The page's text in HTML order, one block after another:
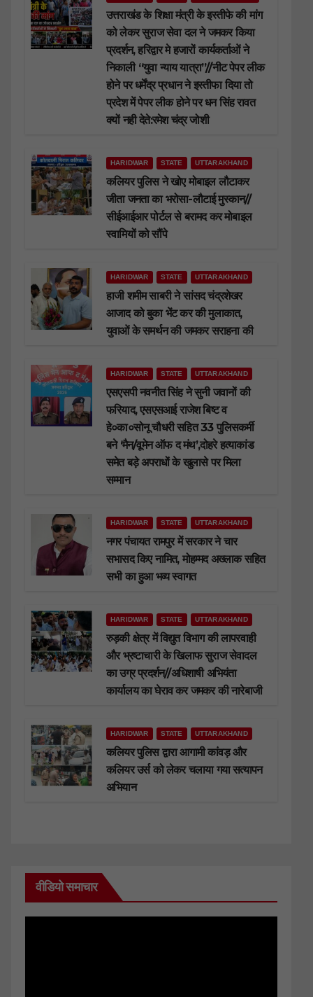
उत्तराखंड के शिक्षा मंत्री के इस्तीफे की मांग
को लेकर सुराज सेवा दल ने जमकर किया
प्रदर्शन, हरिद्वार मे हजारों कार्यकर्ताओं ने
निकाली “युवा न्याय यात्रा”//नीट पेपर लीक
होने पर धर्मेंद्र प्रधान ने इस्तीफा दिया तो
प्रदेश में पेपर लीक होने पर धन सिंह रावत
क्यों नही देते:रमेश चंद्र जोशी
HARIDWAR STATE UTTARAKHAND
कलियर पुलिस ने खोए मोबाइल लौटाकर
जीता जनता का भरोसा-लौटाई मुस्कान//
सीईआईआर पोर्टल से बरामद कर मोबाइल
स्वामियों को सौंपे
HARIDWAR STATE UTTARAKHAND
हाजी शमीम साबरी ने सांसद चंद्रशेखर
आजाद को बुका भेंट कर की मुलाकात,
युवाओं के समर्थन की जमकर सराहना की
HARIDWAR STATE UTTARAKHAND
एसएसपी नवनीत सिंह ने सुनी जवानों की
फरियाद, एसएसआई राजेश बिष्ट व
हे०का०सोनू चौधरी सहित 33 पुलिसकर्मी
बने ‘मैन/वूमेन ऑफ द मंथ’,दोहरे हत्याकांड
समेत बड़े अपराधों के खुलासे पर मिला
सम्मान
HARIDWAR STATE UTTARAKHAND
नगर पंचायत रामपुर में सरकार ने चार
सभासद किए नामित, मोहम्मद अख्लाक सहित
सभी का हुआ भव्य स्वागत
HARIDWAR STATE UTTARAKHAND
रुड़की क्षेत्र में विद्युत विभाग की लापरवाही
और भ्रष्टाचारी के खिलाफ सुराज सेवादल
का उग्र प्रदर्शन//अधिशाषी अभियंता
कार्यालय का घेराव कर जमकर की नारेबाजी
HARIDWAR STATE UTTARAKHAND
कलियर पुलिस द्वारा आगामी कांवड़ और
कलियर उर्स को लेकर चलाया गया सत्यापन
अभियान
वीडियो समाचार